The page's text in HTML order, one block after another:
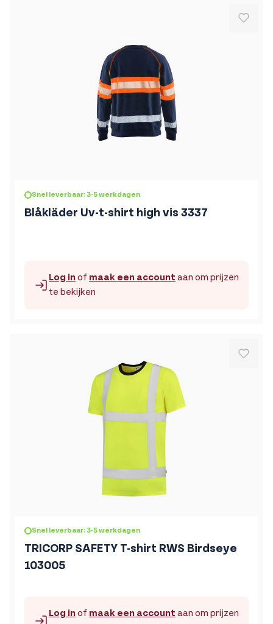
Snel leverbaar: 3-5 werkdagen
Blåkläder Uv-t-shirt high vis 3337
De prijs is afhankelijk van de gekozen opties op de
Log inof maak een account aan om prijzen
te bekijken
Snel leverbaar: 3-5 werkdagen
TRICORP SAFETY T-shirt RWS Birdseye
103005
De prijs is afhankelijk van de gekozen opties op de
Log inof maak een account aan om prijzen